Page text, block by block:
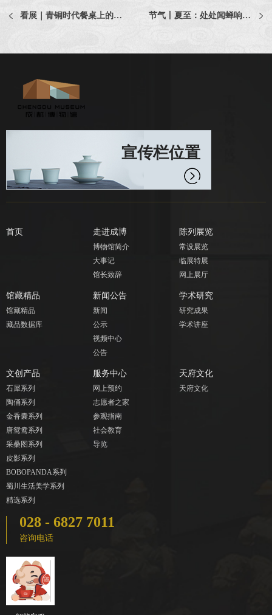
看展｜青铜时代餐桌上的仪式感 节气丨夏至：处处闻蝉响，须知五月中
宣传栏位置
首页 走进成博
博物馆简介
大事记
馆长致辞
陈列展览
常设展览
临展特展
网上展厅
馆藏精品
馆藏精品
藏品数据库
新闻公告
新闻
公示
视频中心
公告
学术研究
研究成果
学术讲座
文创产品
石犀系列
陶俑系列
金香囊系列
唐鸳鸯系列
采桑图系列
皮影系列
BOBOPANDA系列
蜀川生活美学系列
精选系列
服务中心
网上预约
志愿者之家
参观指南
社会教育
导览
天府文化
天府文化
028 - 6827 7011
咨询电话